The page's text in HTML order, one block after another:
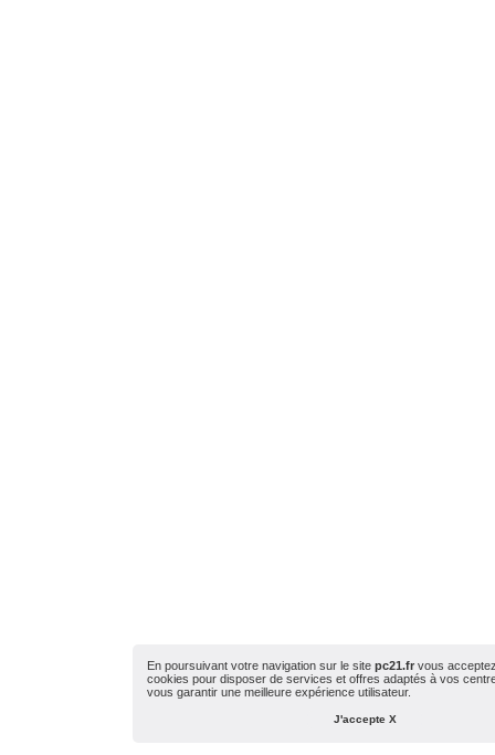
En poursuivant votre navigation sur le sitepc21.fr vous
cookies pour disposer de services et offres adaptés à vos
vous garantir une meilleure expérience utilisateur.
J'accepte X